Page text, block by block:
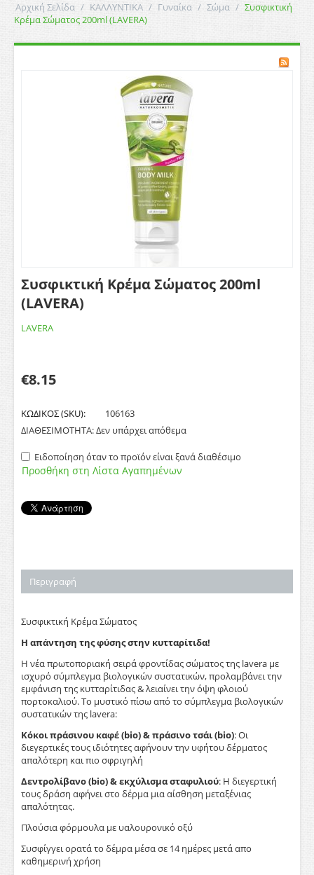
Αρχική Σελίδα / ΚΑΛΛΥΝΤΙΚΑ / Γυναίκα / Σώμα / Συσφικτική
Κρέμα Σώματος 200ml (LAVERA)
Συσφικτική Κρέμα Σώματος 200ml
(LAVERA)
LAVERA
€8.15
ΚΩΔΙΚΟΣ (SKU):
106163
ΔΙΑΘΕΣΙΜΟΤΗΤΑ:Δεν υπάρχει απόθεμα
Ειδοποίηση όταν το προϊόν είναι ξανά διαθέσιμο
Προσθήκη στη Λίστα Αγαπημένων
Περιγραφή
Συσφικτική Κρέμα Σώματος
Η απάντηση της φύσης στην κυτταρίτιδα!
Η νέα πρωτοποριακή σειρά φροντίδας σώματος της lavera με
ισχυρό σύμπλεγμα βιολογικών συστατικών, προλαμβάνει την
εμφάνιση της κυτταρίτιδας & λειαίνει την όψη φλοιού
πορτοκαλιού. Το μυστικό πίσω από το σύμπλεγμα βιολογικών
συστατικών της lavera:
Κόκοι πράσινου καφέ (bio) & πράσινο τσάι (bio): Οι
διεγερτικές τους ιδιότητες αφήνουν την υφήτου δέρματος
απαλότερη και πιο σφριγηλή
Δεντρολίβανο (bio) & εκχύλισμα σταφυλιού: Η διεγερτική
τους δράση αφήνει στο δέρμα μια αίσθηση μεταξένιας
απαλότητας.
Πλούσια φόρμουλα με υαλουρονικό οξύ
Συσφίγγει ορατά το δέμρα μέσα σε 14 ημέρες μετά απο
καθημερινή χρήση